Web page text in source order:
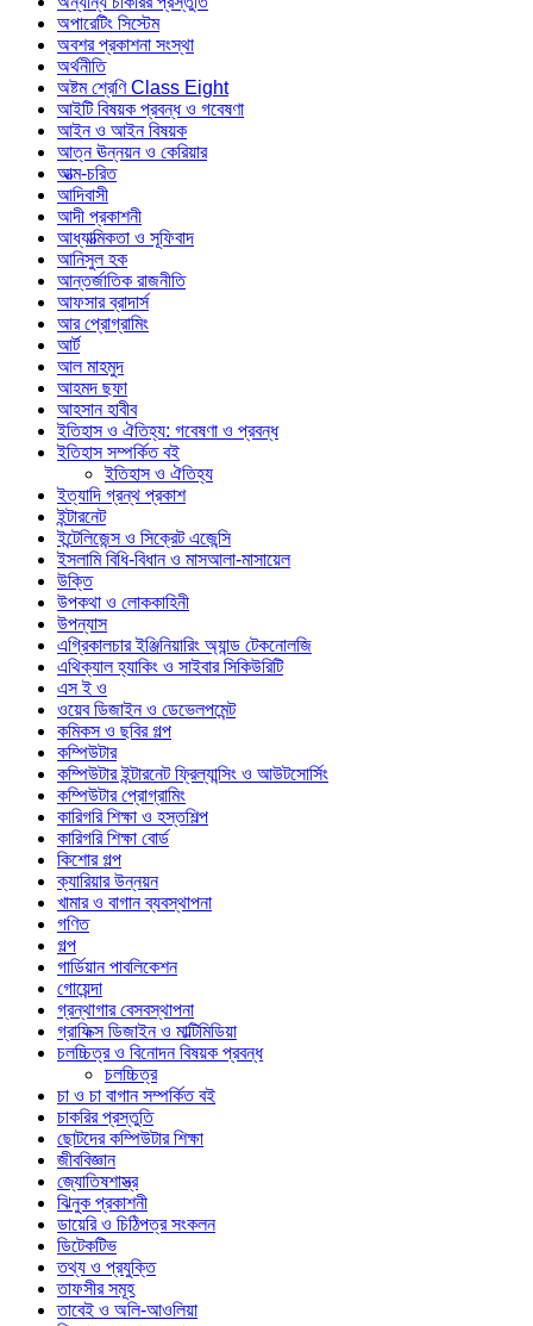
অপারেটিং সিস্টেম
অবশর প্রকাশনা সংস্থা
অর্থনীতি
অষ্টম শ্রেণি Class Eight
আইটি বিষয়ক প্রবন্ধ ও গবেষণা
আইন ও আইন বিষয়ক
আত্ন ঊন্নয়ন ও কেরিয়ার
আত্ম-চরিত
আদিবাসী
আদী প্রকাশনী
আধ্যাত্মিকতা ও সূফিবাদ
আনিসুল হক
আন্তর্জাতিক রাজনীতি
আফসার ব্রাদার্স
আর প্রোগ্রামিং
আর্ট
আল মাহমুদ
আহমদ ছফা
আহসান হাবীব
ইতিহাস ও ঐতিহ্য: গবেষণা ও প্রবন্ধ
ইতিহাস সম্পর্কিত বই
ইতিহাস ও ঐতিহ্য
ইত্যাদি গ্রন্থ প্রকাশ
ইন্টারনেট
ইন্টেলিজেন্স ও সিক্রেট এজেন্সি
ইসলামি বিধি-বিধান ও মাসআলা-মাসায়েল
উক্তি
উপকথা ও লোককাহিনী
উপন্যাস
এগ্রিকালচার ইঞ্জিনিয়ারিং অ্যান্ড টেকনোলজি
এথিক্যাল হ্যাকিং ও সাইবার সিকিউরিটি
এস ই ও
ওয়েব ডিজাইন ও ডেভেলপমেন্ট
কমিকস ও ছবির গল্প
কম্পিউটার
কম্পিউটার ইন্টারনেট ফ্রিল্যান্সিং ও আউটসোর্সিং
কম্পিউটার প্রোগ্রামিং
কারিগরি শিক্ষা ও হস্তশিল্প
কারিগরি শিক্ষা বোর্ড
কিশোর গল্প
ক্যারিয়ার উন্নয়ন
খামার ও বাগান ব্যবস্থাপনা
গণিত
গল্প
গার্ডিয়ান পাবলিকেশন
গোয়েন্দা
গ্রন্থাগার বেসবস্থাপনা
গ্রাফিক্স ডিজাইন ও মাল্টিমিডিয়া
চলচ্চিত্র ও বিনোদন বিষয়ক প্রবন্ধ
চলচ্চিত্র
চা ও চা বাগান সম্পর্কিত বই
চাকরির প্রস্তুতি
ছোটদের কম্পিউটার শিক্ষা
জীববিজ্ঞান
জ্যোতিষশাস্ত্র
ঝিনুক প্রকাশনী
ডায়েরি ও চিঠিপত্র সংকলন
ডিটেকটিভ
তথ্য ও প্রযুক্তি
তাফসীর সমূহ
তাবেই ও অলি-আওলিয়া